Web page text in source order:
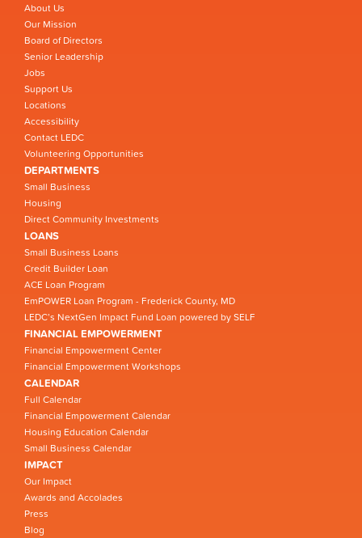
About Us
Our Mission
Board of Directors
Senior Leadership
Jobs
Support Us
Locations
Accessibility
Contact LEDC
Volunteering Opportunities
DEPARTMENTS
Small Business
Housing
Direct Community Investments
LOANS
Small Business Loans
Credit Builder Loan
ACE Loan Program
EmPOWER Loan Program - Frederick County, MD
LEDC’s NextGen Impact Fund Loan powered by SELF
FINANCIAL EMPOWERMENT
Financial Empowerment Center
Financial Empowerment Workshops
CALENDAR
Full Calendar
Financial Empowerment Calendar
Housing Education Calendar
Small Business Calendar
IMPACT
Our Impact
Awards and Accolades
Press
Blog